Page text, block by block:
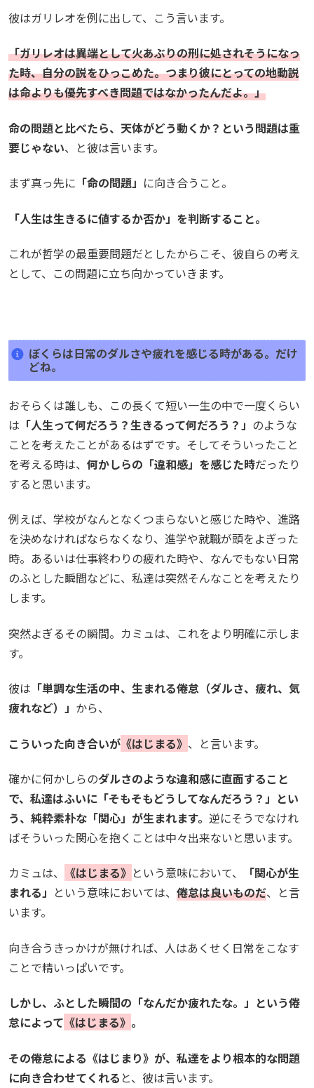
彼はガリレオを例に出して、こう言います。
「ガリレオは異端として火あぶりの刑に処されそうになっ
た時、自分の説をひっこめた。つまり彼にとっての地動説
は命よりも優先すべき問題ではなかったんだよ。」
命の問題と比べたら、天体がどう動くか？という問題は重
要じゃない、と彼は言います。
まず真っ先に 「命の問題」 に向き合うこと。
「人生は生きるに値するか否か」を判断すること。
これが哲学の最重要問題だとしたからこそ、彼自らの考え
として、この問題に立ち向かっていきます。
ぼくらは日常のダルさや疲れを感じる時がある。だけ
どね。
おそらくは誰しも、この長くて短い一生の中で一度くらい
は 「人生って何だろう？生きるって何だろう？」 のような
ことを考えたことがあるはずです。そしてそういったこと
を考える時は、 何かしらの「違和感」を感じた時だったり
すると思います。
例えば、学校がなんとなくつまらないと感じた時や、進路
を決めなければならなくなり、進学や就職が頭をよぎった
時。あるいは仕事終わりの疲れた時や、なんでもない日常
のふとした瞬間などに、私達は突然そんなことを考えたり
します。
突然よぎるその瞬間。カミュは、これをより明確に示しま
す。
彼は 「単調な生活の中、生まれる倦怠（ダルさ、疲れ、気
疲れなど）」 から、
こういった向き合いが 《はじまる》 、と言います。
確かに何かしらのダルさのような違和感に直面すること
で、私達はふいに「そもそもどうしてなんだろう？」とい
う、純粋素朴な「関心」が生まれます。 逆にそうでなけれ
ばそういった関心を抱くことは中々出来ないと思います。
カミュは、 《はじまる》 という意味において、
「関心が生
まれる」 という意味においては、 倦怠は良いものだ、と言
います。
向き合うきっかけが無ければ、人はあくせく日常をこなす
ことで精いっぱいです。
しかし、ふとした瞬間の「なんだか疲れたな。」という倦
怠によって 《はじまる》 。
その倦怠による《はじまり》が、私達をより根本的な問題
に向き合わせてくれる と、彼は言います。